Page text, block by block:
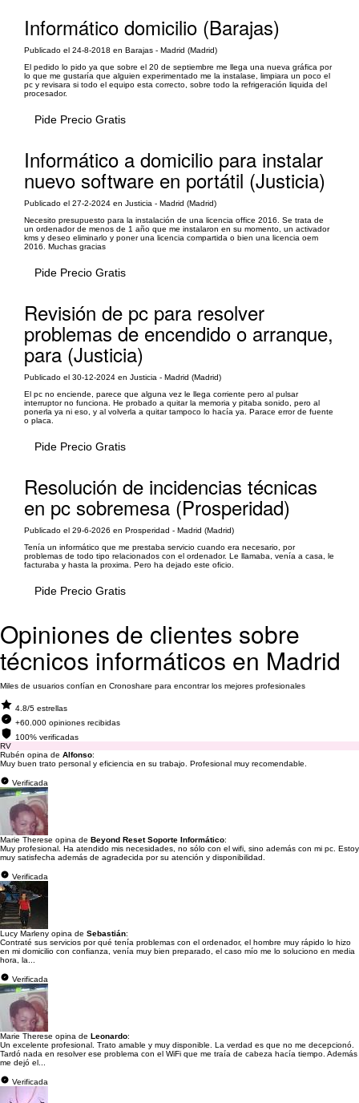
Informático domicilio (Barajas)
Publicado el 24-8-2018 en Barajas - Madrid (Madrid)
El pedido lo pido ya que sobre el 20 de septiembre me llega una nueva gráfica por
lo que me gustaría que alguien experimentado me la instalase, limpiara un poco el
pc y revisara si todo el equipo esta correcto, sobre todo la refrigeración liquida del
procesador.
Pide Precio Gratis
Informático a domicilio para instalar
nuevo software en portátil (Justicia)
Publicado el 27-2-2024 en Justicia - Madrid (Madrid)
Necesito presupuesto para la instalación de una licencia office 2016. Se trata de
un ordenador de menos de 1 año que me instalaron en su momento, un activador
kms y deseo eliminarlo y poner una licencia compartida o bien una licencia oem
2016. Muchas gracias
Pide Precio Gratis
Revisión de pc para resolver
problemas de encendido o arranque,
para (Justicia)
Publicado el 30-12-2024 en Justicia - Madrid (Madrid)
El pc no enciende, parece que alguna vez le llega corriente pero al pulsar
interruptor no funciona. He probado a quitar la memoria y pitaba sonido, pero al
ponerla ya ni eso, y al volverla a quitar tampoco lo hacía ya. Parace error de fuente
o placa.
Pide Precio Gratis
Resolución de incidencias técnicas
en pc sobremesa (Prosperidad)
Publicado el 29-6-2026 en Prosperidad - Madrid (Madrid)
Tenía un informático que me prestaba servicio cuando era necesario, por
problemas de todo tipo relacionados con el ordenador. Le llamaba, venía a casa, le
facturaba y hasta la proxima. Pero ha dejado este oficio.
Pide Precio Gratis
Opiniones de clientes sobre
técnicos informáticos en Madrid
Miles de usuarios confían en Cronoshare para encontrar los mejores profesionales
4.8/5 estrellas
+60.000 opiniones recibidas
100% verificadas
RV
Rubén opina de Alfonso:
Muy buen trato personal y eficiencia en su trabajo. Profesional muy recomendable.
Verificada
Marie Therese opina de Beyond Reset Soporte Informático:
Muy profesional. Ha atendido mis necesidades, no sólo con el wifi, sino además con mi pc. Estoy
muy satisfecha además de agradecida por su atención y disponibilidad.
Verificada
Lucy Marleny opina de Sebastián:
Contraté sus servicios por qué tenía problemas con el ordenador, el hombre muy rápido lo hizo
en mi domicilio con confianza, venía muy bien preparado, el caso mío me lo soluciono en media
hora, la...
Verificada
Marie Therese opina de Leonardo:
Un excelente profesional. Trato amable y muy disponible. La verdad es que no me decepcionó.
Tardó nada en resolver ese problema con el WiFi que me traía de cabeza hacía tiempo. Además
me dejó el...
Verificada